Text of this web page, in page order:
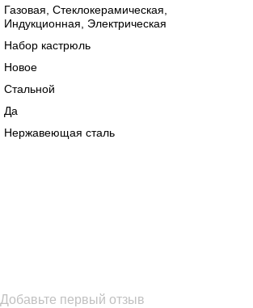
Газовая, Стеклокерамическая,
Индукционная, Электрическая
Набор кастрюль
Новое
Стальной
Да
Нержавеющая сталь
Добавьте первый отзыв